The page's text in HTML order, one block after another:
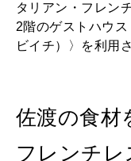
タリアン・フレン
2階のゲストハウ
ビイチ）〉を利用
佐渡の食材
フレンチレ